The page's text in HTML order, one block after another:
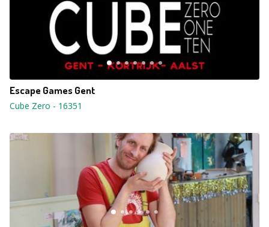
Escape Games Gent
Cube Zero - 16351